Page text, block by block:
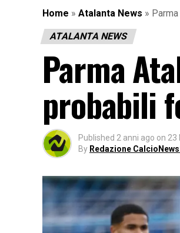
Home » Atalanta News »
ATALANTA NEWS
Parma
probabili
Published 2 anni ago on 23
By Redazione